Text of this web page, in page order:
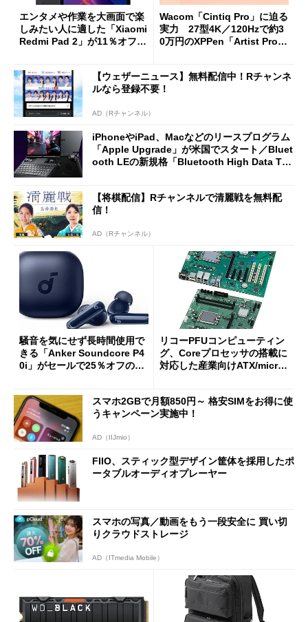
エンタメや作業を大画面で楽
しみたい人に適した「Xiaomi
Redmi Pad 2」が11％オフの
Wacom「Cintiq Pro」に迫る
実力 27型4K／120Hzで約3
0万円のXPPen「Artist Pro 2
【ウェザーニュース】無料配信中！Rチャンネ
ルなら登録不要！
AD（Rチャンネル）
iPhoneやiPad、Macなどのリースプログラム
「Apple Upgrade」が米国でスタート／Bluet
ooth LEの新規格「Bluetooth High Data Thr
【将棋配信】Rチャンネルで清麗戦を無料配
信！
AD（Rチャンネル）
騒音を気にせず長時間使用で
きる「Anker Soundcore P4
0i」がセールで25％オフの59
リコーPFUコンピューティン
グ、Coreプロセッサの搭載に
対応した産業向けATX/micro
スマホ2GBで月額850円～ 格安SIMをお得に使
うキャンペーン実施中！
AD（IIJmio）
FIIO、スティック型デザイン筐体を採用したポ
ータブルオーディオプレーヤー
スマホの写真／動画をもう一段安全に 買い切
りクラウドストレージ
AD（ITmedia Mobile）